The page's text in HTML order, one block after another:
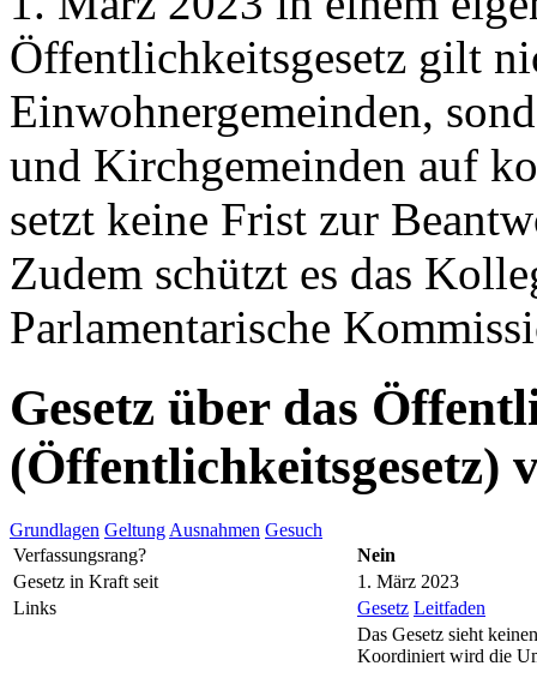
Öffentlichkeitsgesetz gilt
Einwohnergemeinden,
und Kirchgemeinden auf
setzt keine Frist zur
Zudem schützt es das
Parlamentarische
Gesetz über das
(Öffentlichkeitsgesetz)
Grundlagen Geltung Ausnahmen Gesuch
Verfassungsrang?
Nein
Gesetz in Kraft seit
1. März 2023
Links
Gesetz Leitfaden
Das Gesetz sieht
Koordiniert wird die